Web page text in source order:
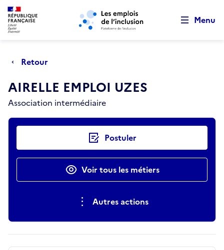
Aller au menu principal Aller au contenu principal
Menu
Retour
AIRELLE EMPLOI UZES
Association intermédiaire
Actions rapides Postuler
Voir tous les métiers
Autres actions
Retour au début de la page
Panneau de gestion des cookies